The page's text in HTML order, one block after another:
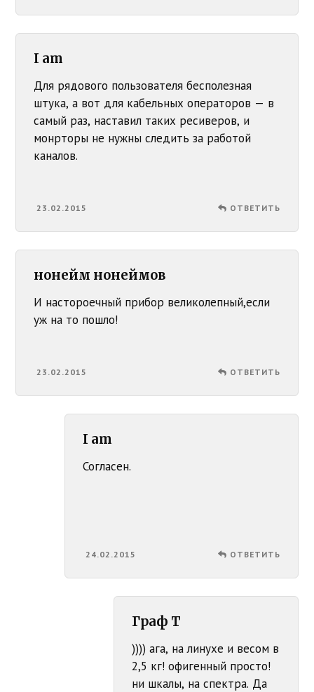
I am
Для рядового пользователя бесполезная
штука, а вот для кабельных операторов — в
самый раз, наставил таких ресиверов, и
монрторы не нужны следить за работой
каналов.
23.02.2015 ОТВЕТИТЬ
нонейм нонеймов
И настороечный прибор великолепный,если
уж на то пошло!
23.02.2015 ОТВЕТИТЬ
I am
Согласен.
24.02.2015 ОТВЕТИТЬ
Граф Т
)))) ага, на линухе и весом в
2,5 кг! офигенный просто!
ни шкалы, на спектра. Да